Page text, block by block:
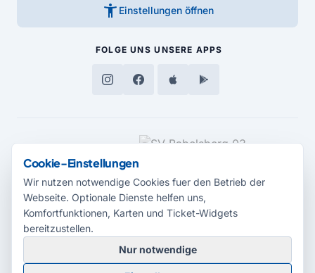
accessibility_new Einstellungen öffnen
FOLGE UNS UNSERE APPS
MEDIENPARTNER
© 2026 Radio Potsdam. Webseite entwickelt durch dieMedienagentur
Cookie-Einstellungen
Wir nutzen notwendige Cookies fuer den Betrieb der
Webseite. Optionale Dienste helfen uns,
Komfortfunktionen, Karten und Ticket-Widgets
bereitzustellen.
Nur notwendige